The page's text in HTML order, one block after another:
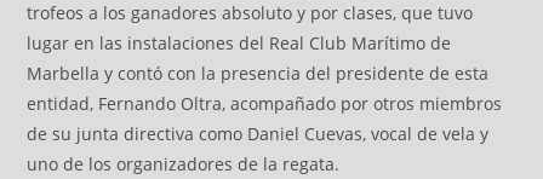
trofeos a los ganadores absoluto y por clases, que tuvo
lugar en las instalaciones del Real Club Marítimo de
Marbella y contó con la presencia del presidente de esta
entidad, Fernando Oltra, acompañado por otros miembros
de su junta directiva como Daniel Cuevas, vocal de vela y
uno de los organizadores de la regata.